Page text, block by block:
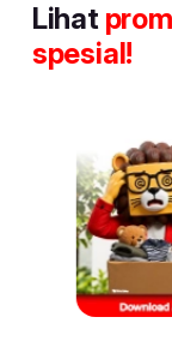
Lihat
spesial!